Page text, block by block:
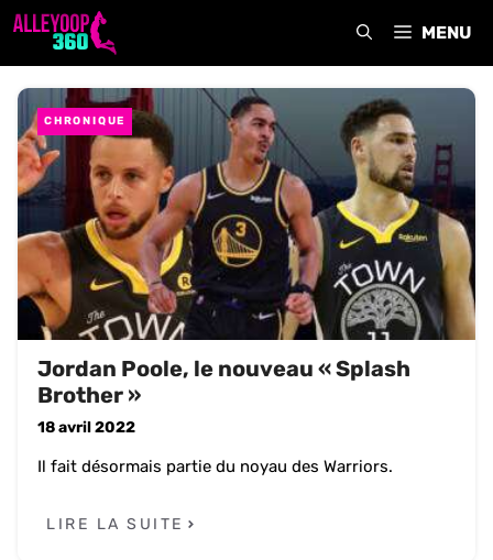
Aller
MENU
CHRONIQUE
Jordan Poole, le nouveau « Splash
Brother »
18 avril 2022
Il fait désormais partie du noyau des Warriors.
LIRE LA SUITE